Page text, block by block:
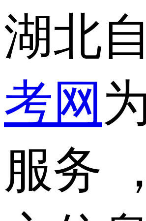
湖北
考网
服务